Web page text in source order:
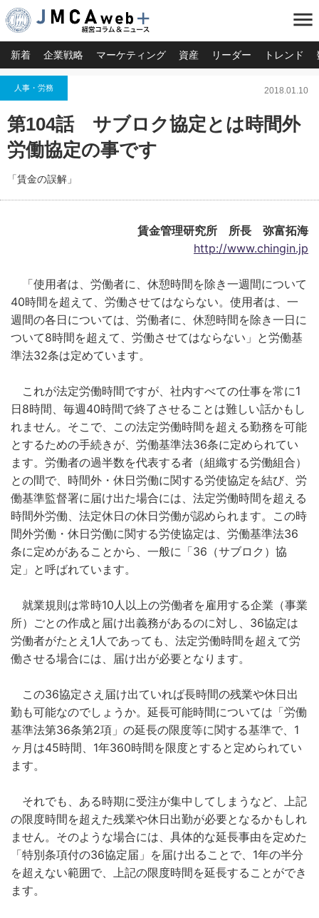
menu
新着 企業戦略 マーケティング 資産 リーダー トレンド
人事・労務 2018.01.10
第104話 サブロク協定とは時間外
労働協定の事です
「賃金の誤解」
賃金管理研究所 所長 弥富拓海
http://www.chingin.jp
「使用者は、労働者に、休憩時間を除き一週間について
40時間を超えて、労働させてはならない。使用者は、一
週間の各日については、労働者に、休憩時間を除き一日に
ついて8時間を超えて、労働させてはならない」と労働基
準法32条は定めています。
これが法定労働時間ですが、社内すべての仕事を常に1
日8時間、毎週40時間で終了させることは難しい話かもし
れません。そこで、この法定労働時間を超える勤務を可能
とするための手続きが、労働基準法36条に定められてい
ます。労働者の過半数を代表する者（組織する労働組合）
との間で、時間外・休日労働に関する労使協定を結び、労
働基準監督署に届け出た場合には、法定労働時間を超える
時間外労働、法定休日の休日労働が認められます。この時
間外労働・休日労働に関する労使協定は、労働基準法36
条に定めがあることから、一般に「36（サブロク）協
定」と呼ばれています。
就業規則は常時10人以上の労働者を雇用する企業（事業
所）ごとの作成と届け出義務があるのに対し、36協定は
労働者がたとえ1人であっても、法定労働時間を超えて労
働させる場合には、届け出が必要となります。
この36協定さえ届け出ていれば長時間の残業や休日出
勤も可能なのでしょうか。延長可能時間については「労働
基準法第36条第2項」の延長の限度等に関する基準で、1
ヶ月は45時間、1年360時間を限度とすると定められてい
ます。
それでも、ある時期に受注が集中してしまうなど、上記
の限度時間を超えた残業や休日出勤が必要となるかもしれ
ません。そのような場合には、具体的な延長事由を定めた
「特別条項付の36協定届」を届け出ることで、1年の半分
を超えない範囲で、上記の限度時間を延長することができ
ます。